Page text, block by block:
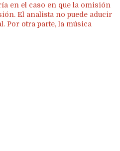
en el caso en que la omisión
El analista no puede aducir
Por otra parte, la música